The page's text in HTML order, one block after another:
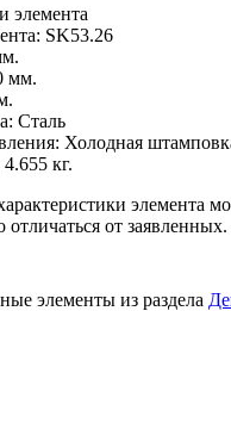
элемента
SK53.26
мм.
: Сталь
: Холодная
4.655 кг.
элемента
отличаться от заявленных.
элементы из раздела